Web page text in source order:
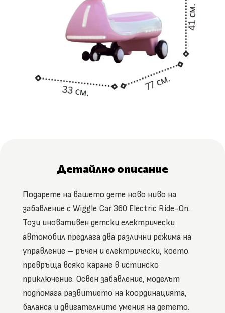
Детайлно описание
Подарете на вашето дете ново ниво на
забавление с Wiggle Car 360 Electric Ride-On.
Този иновативен детски електрически
автомобил предлага два различни режима на
управление – ръчен и електрически, което
превръща всяко каране в истинско
приключение. Освен забавление, моделът
подпомага развитието на координацията,
баланса и двигателните умения на детето.